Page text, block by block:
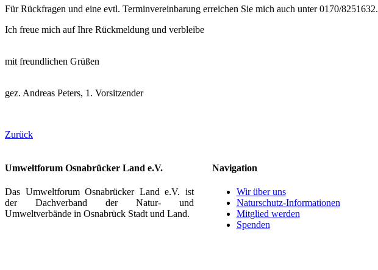
Für Rückfragen und eine evtl. Terminvereinbarung erreichen Sie mich auch unter 0170/8251632.
Ich freue mich auf Ihre Rückmeldung und verbleibe
mit freundlichen Grüßen
gez. Andreas Peters, 1. Vorsitzender
Zurück
Umweltforum Osnabrücker Land e.V.
Das Umweltforum Osnabrücker Land e.V. ist
der Dachverband der Natur- und
Umweltverbände in Osnabrück Stadt und Land.
Navigation
Wir über uns
Naturschutz-Informationen
Mitglied werden
Spenden